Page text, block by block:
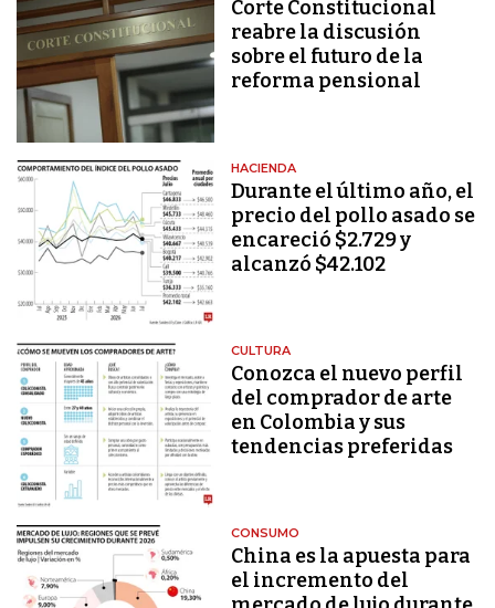
Corte Constitucional
reabre la discusión
sobre el futuro de la
reforma pensional
HACIENDA
Durante el último año, el
precio del pollo asado se
encareció $2.729 y
alcanzó $42.102
CULTURA
Conozca el nuevo perfil
del comprador de arte
en Colombia y sus
tendencias preferidas
CONSUMO
China es la apuesta para
el incremento del